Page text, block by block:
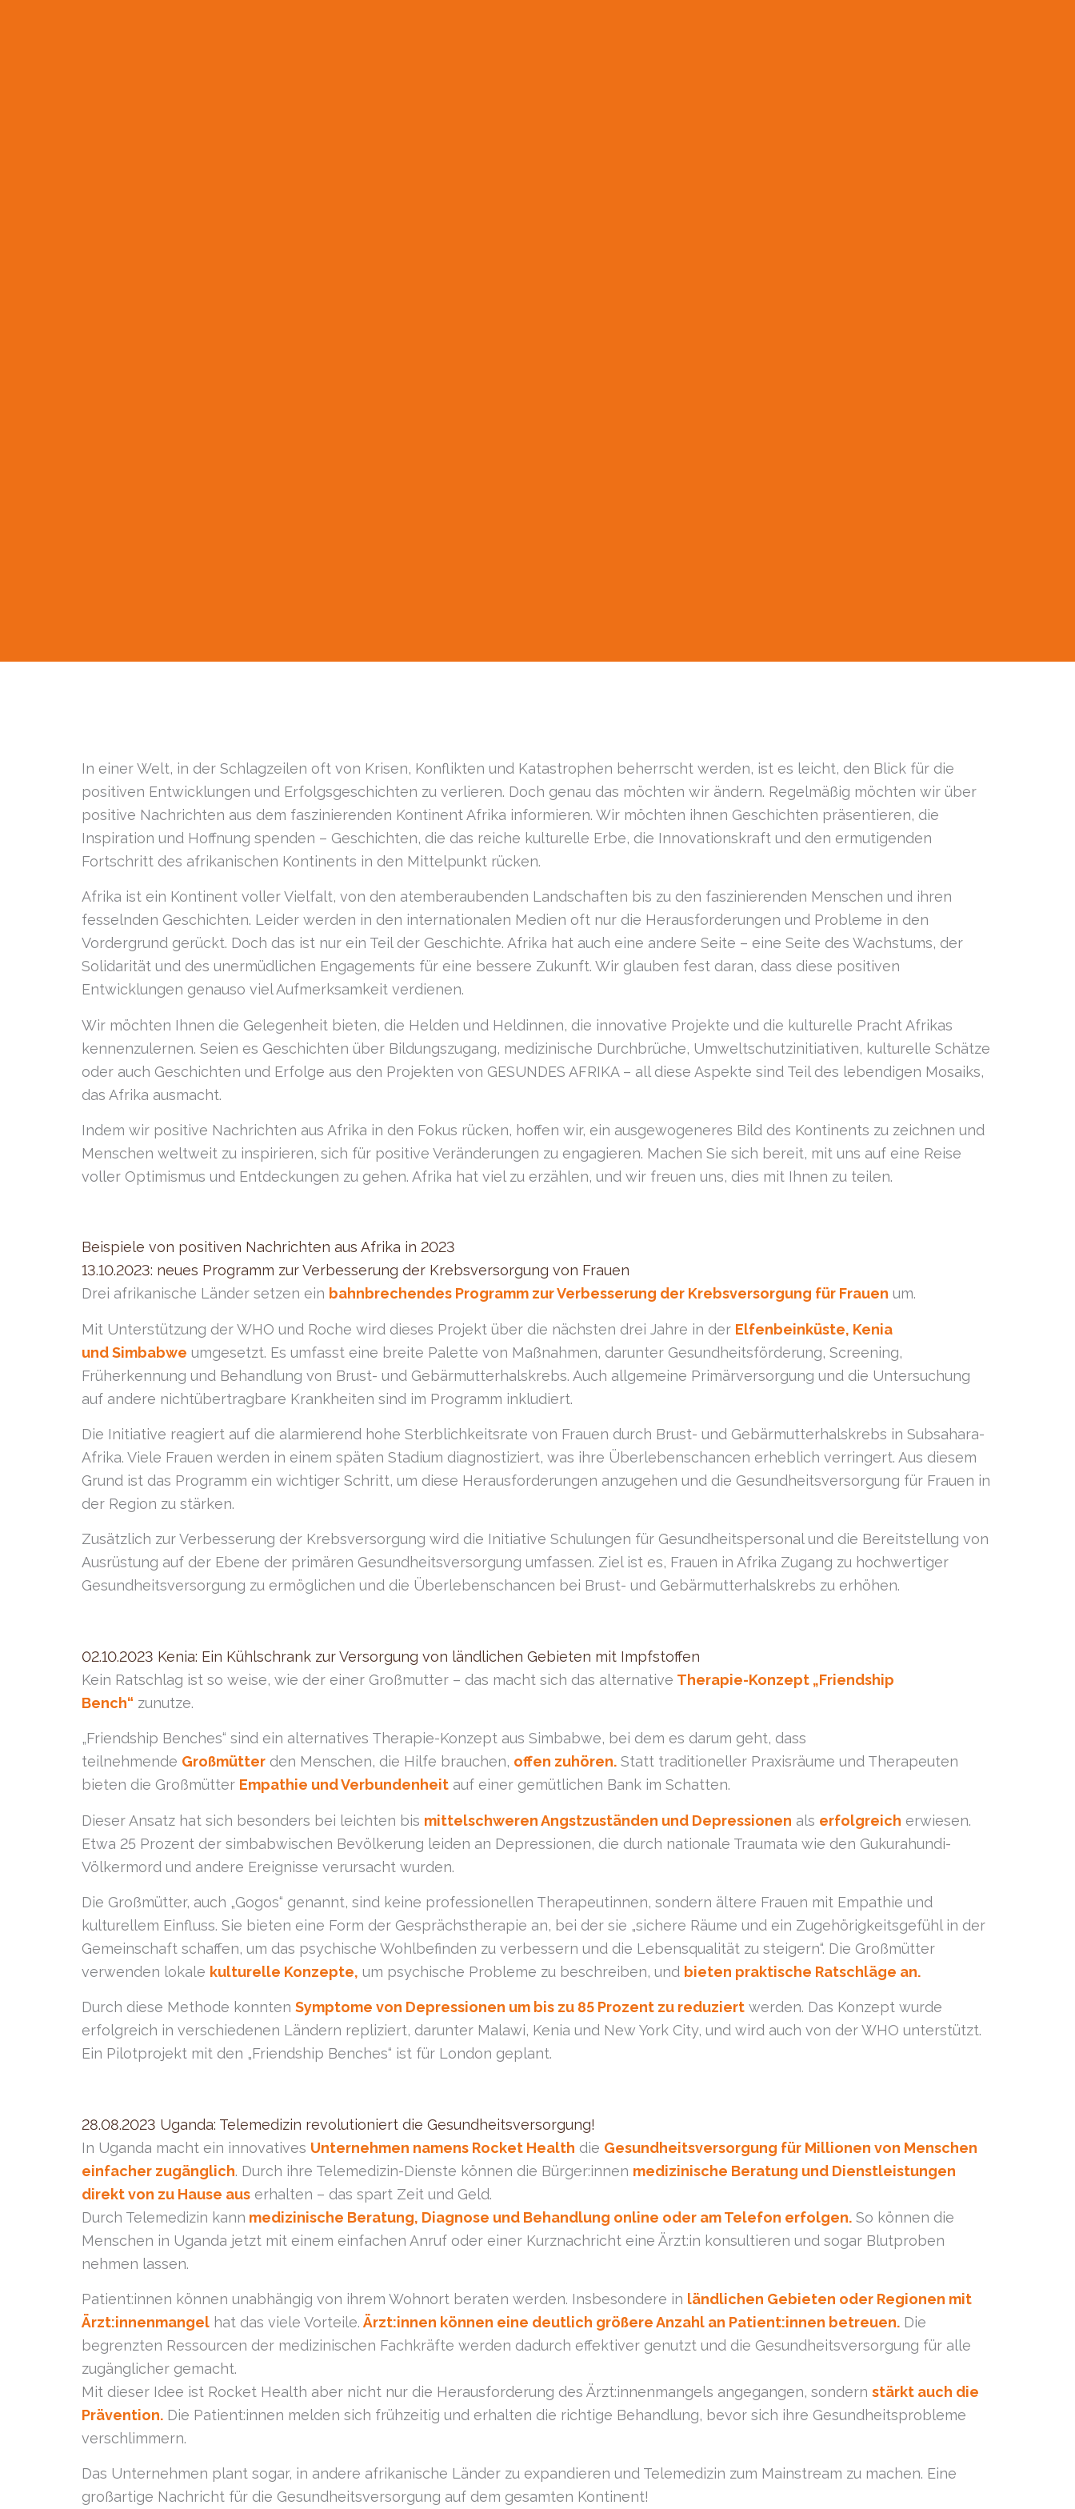
In einer Welt, in der Schlagzeilen oft von Krisen, Konflikten und Katastrophen beherrscht werden, ist es leicht, den Blick für die
positiven Entwicklungen und Erfolgsgeschichten zu verlieren. Doch genau das möchten wir ändern. Regelmäßig möchten wir über
positive Nachrichten aus dem faszinierenden Kontinent Afrika informieren. Wir möchten ihnen Geschichten präsentieren, die
Inspiration und Hoffnung spenden – Geschichten, die das reiche kulturelle Erbe, die Innovationskraft und den ermutigenden
Fortschritt des afrikanischen Kontinents in den Mittelpunkt rücken.
Afrika ist ein Kontinent voller Vielfalt, von den atemberaubenden Landschaften bis zu den faszinierenden Menschen und ihren
fesselnden Geschichten. Leider werden in den internationalen Medien oft nur die Herausforderungen und Probleme in den
Vordergrund gerückt. Doch das ist nur ein Teil der Geschichte. Afrika hat auch eine andere Seite – eine Seite des Wachstums, der
Solidarität und des unermüdlichen Engagements für eine bessere Zukunft. Wir glauben fest daran, dass diese positiven
Entwicklungen genauso viel Aufmerksamkeit verdienen.
Wir möchten Ihnen die Gelegenheit bieten, die Helden und Heldinnen, die innovative Projekte und die kulturelle Pracht Afrikas
kennenzulernen. Seien es Geschichten über Bildungszugang, medizinische Durchbrüche, Umweltschutzinitiativen, kulturelle Schätze
oder auch Geschichten und Erfolge aus den Projekten von GESUNDES AFRIKA – all diese Aspekte sind Teil des lebendigen Mosaiks,
das Afrika ausmacht.
Indem wir positive Nachrichten aus Afrika in den Fokus rücken, hoffen wir, ein ausgewogeneres Bild des Kontinents zu zeichnen und
Menschen weltweit zu inspirieren, sich für positive Veränderungen zu engagieren. Machen Sie sich bereit, mit uns auf eine Reise
voller Optimismus und Entdeckungen zu gehen. Afrika hat viel zu erzählen, und wir freuen uns, dies mit Ihnen zu teilen.
Beispiele von positiven Nachrichten aus Afrika in 2023
13.10.2023: neues Programm zur Verbesserung der Krebsversorgung von Frauen
Drei afrikanische Länder setzen ein bahnbrechendes Programm zur Verbesserung der Krebsversorgung für Frauen um.
Mit Unterstützung der WHO und Roche wird dieses Projekt über die nächsten drei Jahre in der Elfenbeinküste, Kenia
undSimbabwe umgesetzt. Es umfasst eine breite Palette von Maßnahmen, darunter Gesundheitsförderung, Screening,
Früherkennung und Behandlung von Brust- und Gebärmutterhalskrebs. Auch allgemeine Primärversorgung und die Untersuchung
auf andere nichtübertragbare Krankheiten sind im Programm inkludiert.
Die Initiative reagiert auf die alarmierend hohe Sterblichkeitsrate von Frauen durch Brust- und Gebärmutterhalskrebs in Subsahara-
Afrika. Viele Frauen werden in einem späten Stadium diagnostiziert, was ihre Überlebenschancen erheblich verringert. Aus diesem
Grund ist das Programm ein wichtiger Schritt, um diese Herausforderungen anzugehen und die Gesundheitsversorgung für Frauen in
der Region zu stärken.
Zusätzlich zur Verbesserung der Krebsversorgung wird die Initiative Schulungen für Gesundheitspersonal und die Bereitstellung von
Ausrüstung auf der Ebene der primären Gesundheitsversorgung umfassen. Ziel ist es, Frauen in Afrika Zugang zu hochwertiger
Gesundheitsversorgung zu ermöglichen und die Überlebenschancen bei Brust- und Gebärmutterhalskrebs zu erhöhen.
02.10.2023 Kenia: Ein Kühlschrank zur Versorgung von ländlichen Gebieten mit Impfstoffen
Kein Ratschlag ist so weise, wie der einer Großmutter – das macht sich das alternative Therapie-Konzept „Friendship
Bench“ zunutze.
„Friendship Benches“ sind ein alternatives Therapie-Konzept aus Simbabwe, bei dem es darum geht, dass
teilnehmende Großmütter den Menschen, die Hilfe brauchen, offen zuhören. Statt traditioneller Praxisräume und Therapeuten
bieten die Großmütter Empathie und Verbundenheit auf einer gemütlichen Bank im Schatten.
Dieser Ansatz hat sich besonders bei leichten bis mittelschweren Angstzuständen und Depressionen als erfolgreich erwiesen.
Etwa 25 Prozent der simbabwischen Bevölkerung leiden an Depressionen, die durch nationale Traumata wie den Gukurahundi-
Völkermord und andere Ereignisse verursacht wurden.
Die Großmütter, auch „Gogos“ genannt, sind keine professionellen Therapeutinnen, sondern ältere Frauen mit Empathie und
kulturellem Einfluss. Sie bieten eine Form der Gesprächstherapie an, bei der sie „sichere Räume und ein Zugehörigkeitsgefühl in der
Gemeinschaft schaffen, um das psychische Wohlbefinden zu verbessern und die Lebensqualität zu steigern“. Die Großmütter
verwenden lokale kulturelle Konzepte, um psychische Probleme zu beschreiben, und bieten praktische Ratschläge an.
Durch diese Methode konnten Symptome von Depressionen um bis zu 85 Prozent zu reduziert werden. Das Konzept wurde
erfolgreich in verschiedenen Ländern repliziert, darunter Malawi, Kenia und New York City, und wird auch von der WHO unterstützt.
Ein Pilotprojekt mit den „Friendship Benches“ ist für London geplant.
28.08.2023 Uganda: Telemedizin revolutioniert die Gesundheitsversorgung!
In Uganda macht ein innovatives Unternehmen namens Rocket Health die Gesundheitsversorgung für Millionen von Menschen
einfacher zugänglich. Durch ihre Telemedizin-Dienste können die Bürger:innen medizinische Beratung und Dienstleistungen
direkt von zu Hause aus erhalten – das spart Zeit und Geld.
Durch Telemedizin kann medizinische Beratung, Diagnose und Behandlung online oder am Telefon erfolgen. So können die
Menschen in Uganda jetzt mit einem einfachen Anruf oder einer Kurznachricht eine Ärzt:in konsultieren und sogar Blutproben
nehmen lassen.
Patient:innen können unabhängig von ihrem Wohnort beraten werden. Insbesondere in ländlichen Gebieten oder Regionen mit
Ärzt:innenmangel hat das viele Vorteile. Ärzt:innen können eine deutlich größere Anzahl an Patient:innen betreuen. Die
begrenzten Ressourcen der medizinischen Fachkräfte werden dadurch effektiver genutzt und die Gesundheitsversorgung für alle
zugänglicher gemacht.
Mit dieser Idee ist Rocket Health aber nicht nur die Herausforderung des Ärzt:innenmangels angegangen, sondern stärkt auch die
Prävention. Die Patient:innen melden sich frühzeitig und erhalten die richtige Behandlung, bevor sich ihre Gesundheitsprobleme
verschlimmern.
Das Unternehmen plant sogar, in andere afrikanische Länder zu expandieren und Telemedizin zum Mainstream zu machen. Eine
großartige Nachricht für die Gesundheitsversorgung auf dem gesamten Kontinent!